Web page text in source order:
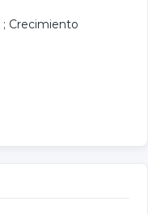
; Crecimiento